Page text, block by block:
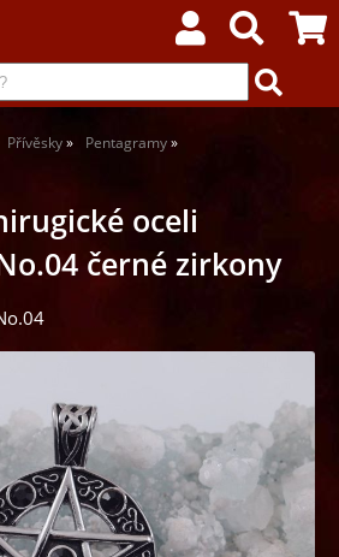
Přívěsky
Pentagramy
oceli
černé zirkony